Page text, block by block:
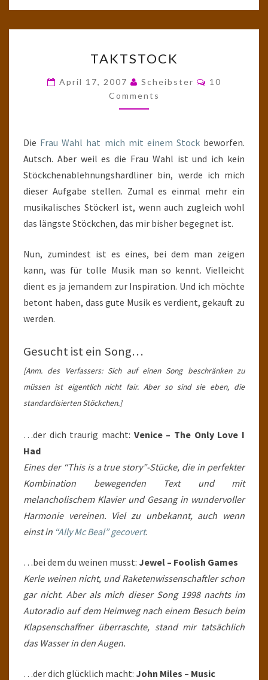
TAKTSTOCK
April 17, 2007 Scheibster Comments
10
Comments
Die Frau Wahl hat mich mit einem Stockbeworfen.
Autsch. Aber weil es die Frau Wahl ist und ich kein
Stöckchenablehnungshardliner bin, werde ich mich
dieser Aufgabe stellen. Zumal es einmal mehr ein
musikalisches Stöckerl ist, wenn auch zugleich wohl
das längste Stöckchen, das mir bisher begegnet ist.
Nun, zumindest ist es eines, bei dem man zeigen
kann, was für tolle Musik man so kennt. Vielleicht
dient es ja jemandem zur Inspiration. Und ich möchte
betont haben, dass gute Musik es verdient, gekauft zu
werden.
Gesucht ist ein Song…
[Anm. des Verfassers: Sich auf einen Song beschränken zu
müssen ist eigentlich nicht fair. Aber so sind sie eben, die
standardisierten Stöckchen.]
…der dich traurig macht: Venice – The Only Love I
Had
Eines der “This is a true story”-Stücke, die in perfekter
Kombination bewegenden Text und mit
melancholischem Klavier und Gesang in wundervoller
Harmonie vereinen. Viel zu unbekannt, auch wenn
einst in “Ally Mc Beal” gecovert.
…bei dem du weinen musst: Jewel – Foolish Games
Kerle weinen nicht, und Raketenwissenschaftler schon
gar nicht. Aber als mich dieser Song 1998 nachts im
Autoradio auf dem Heimweg nach einem Besuch beim
Klapsenschaffner überraschte, stand mir tatsächlich
das Wasser in den Augen.
…der dich glücklich macht: John Miles – Music